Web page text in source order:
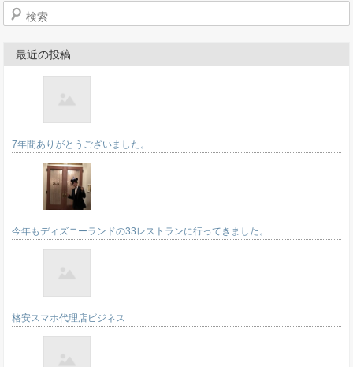
検索
最近の投稿
7年間ありがとうございました。
今年もディズニーランドの33レストランに行ってきました。
格安スマホ代理店ビジネス